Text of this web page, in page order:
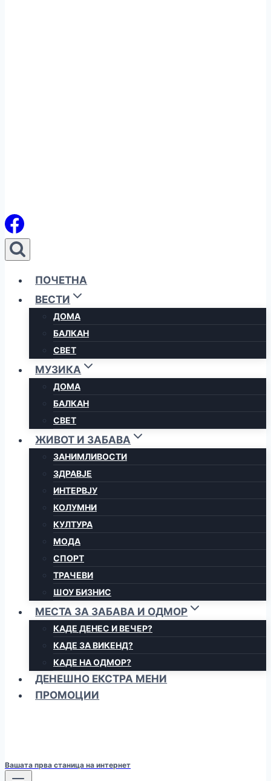
ПОЧЕТНА
ВЕСТИ
ДОМА
БАЛКАН
СВЕТ
МУЗИКА
ДОМА
БАЛКАН
СВЕТ
ЖИВОТ И ЗАБАВА
ЗАНИМЛИВОСТИ
ЗДРАВЈЕ
ИНТЕРВЈУ
КОЛУМНИ
КУЛТУРА
МОДА
СПОРТ
ТРАЧЕВИ
ШОУ БИЗНИС
МЕСТА ЗА ЗАБАВА И ОДМОР
КАДЕ ДЕНЕС И ВЕЧЕР?
КАДЕ ЗА ВИКЕНД?
КАДЕ НА ОДМОР?
ДЕНЕШНО ЕКСТРА МЕНИ
ПРОМОЦИИ
Вашата прва станица на интернет